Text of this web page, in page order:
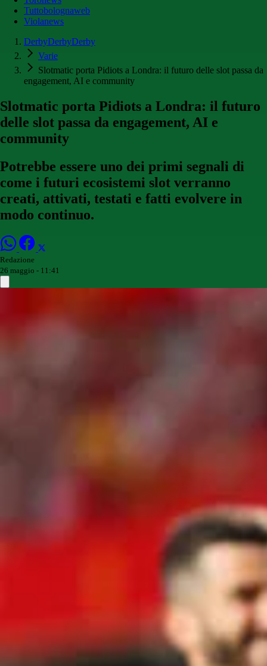
Tuttobolognaweb
Violanews
DerbyDerbyDerby
Varie
Slotmatic porta Pidiots a Londra: il futuro delle slot passa da
engagement, AI e community
Slotmatic porta Pidiots a Londra: il futuro
delle slot passa da engagement, AI e
community
Potrebbe essere uno dei primi segnali di
come i futuri ecosistemi slot verranno
creati, attivati, testati e fatti evolvere in
modo continuo.
Redazione
26 maggio - 11:41